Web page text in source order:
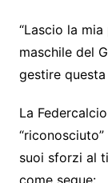
“Lascio la
maschile del
gestire questa
La
suoi sforzi al
come segue: